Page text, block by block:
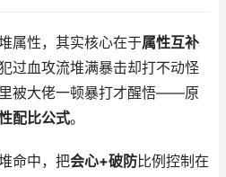
属性，其实核心在于属性互补
过血攻流堆满暴击却打不动怪
被大佬一顿暴打才醒悟——原
配比公式。
命中，把会心+破防比例控制在